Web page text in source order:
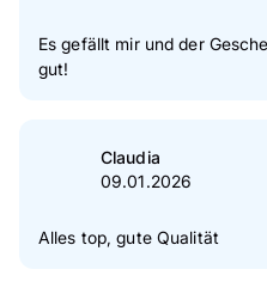
Es gefällt mir und der
gut!
Claudia
09.01.2026
Alles top, gute Qualität